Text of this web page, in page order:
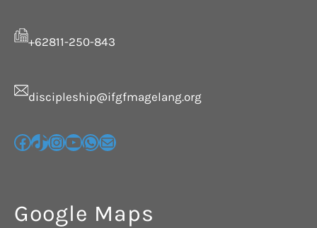
+62811-250-843
discipleship@ifgfmagelang.org
Google Maps